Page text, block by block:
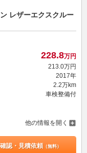
レザーエクスクルー
228.8万円
213. 0万円
2017年
2.2万km
車検整備付
他の情報を開く
認・見積依頼（無料）